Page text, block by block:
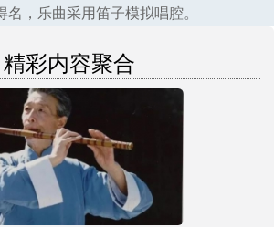
名，乐曲采用笛子模拟唱腔。
精彩内容聚合